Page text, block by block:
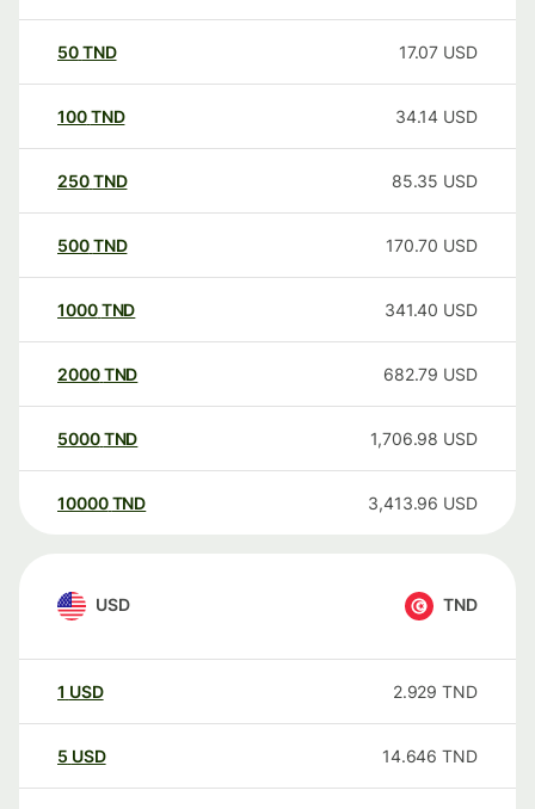
50TND 17.07 USD
100TND 34.14 USD
250TND 85.35 USD
500TND 170.70 USD
1000TND 341.40 USD
2000TND 682.79 USD
5000TND 1,706.98 USD
10000 TND 3,413.96 USD
USD TND
1 USD 2.929 TND
5 USD 14.646 TND